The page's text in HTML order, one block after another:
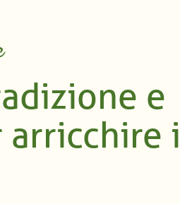
e
arricchire i